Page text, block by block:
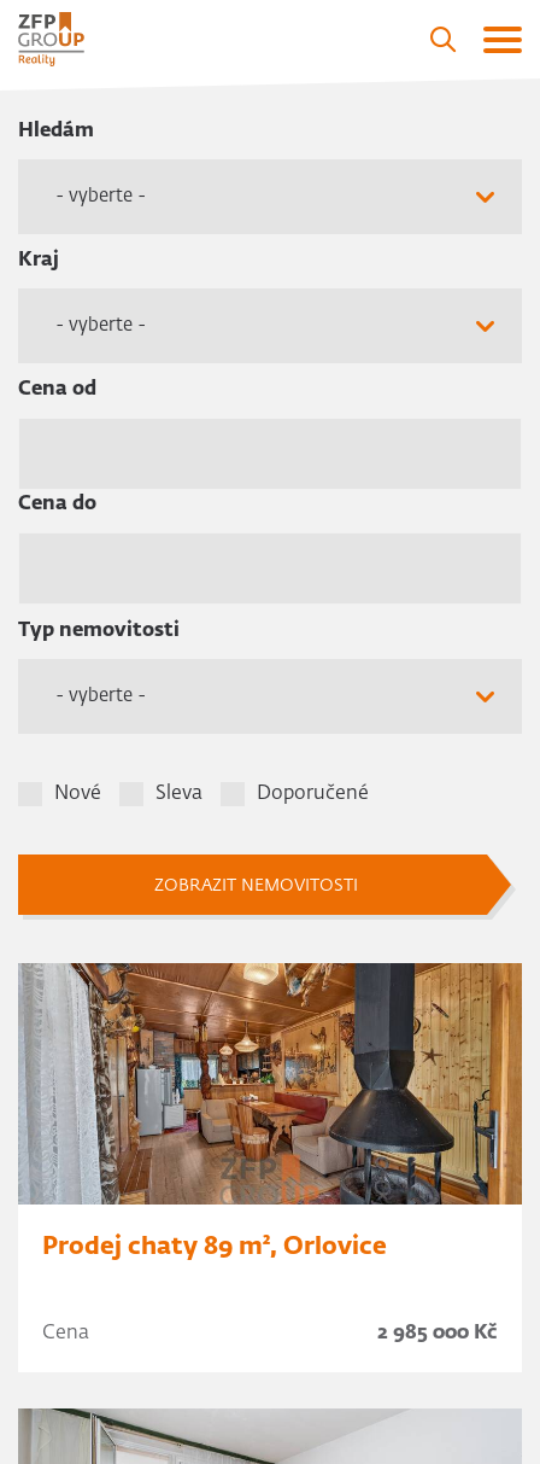
Hledám
- vyberte -
Kraj
- vyberte -
Cena od
Cena do
Typ nemovitosti
- vyberte -
Nové Sleva Doporučené
ZOBRAZIT NEMOVITOSTI
Prodej chaty 89 m², Orlovice
Cena 2 985 000 Kč